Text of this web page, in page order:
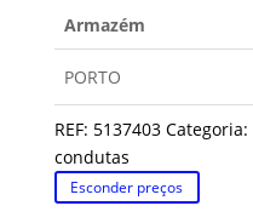
Armazém
PORTO
REF: 5137403 Categoria:
condutas
Esconder preços